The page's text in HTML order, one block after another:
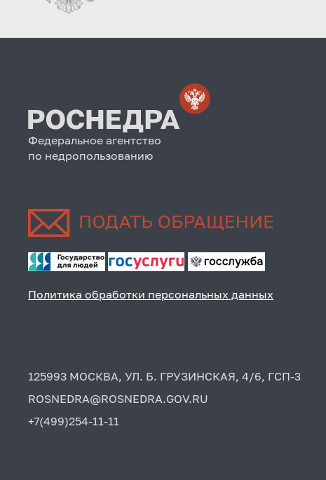
Федеральное агентство
по недропользованию
Политика обработки персональных данных
125993 МОСКВА, УЛ. Б. ГРУЗИНСКАЯ, 4/6, ГСП-3
ROSNEDRA@ROSNEDRA.GOV.RU
+7(499)254-11-11